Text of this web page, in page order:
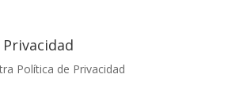
Política de Privacidad